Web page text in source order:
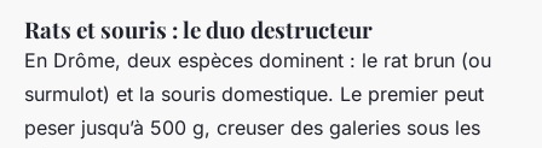
Rats et souris : le duo destructeur
En Drôme, deux espèces dominent : le rat brun (ou
surmulot) et la souris domestique. Le premier peut
peser jusqu’à 500 g, creuser des galeries sous les